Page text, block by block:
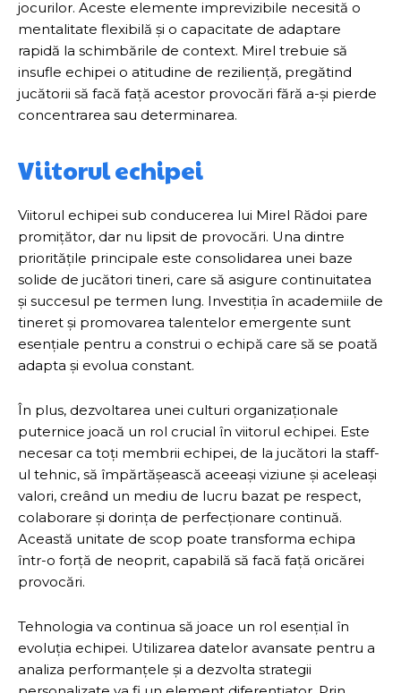
jocurilor. Aceste elemente imprevizibile necesită o
mentalitate flexibilă și o capacitate de adaptare
rapidă la schimbările de context. Mirel trebuie să
insufle echipei o atitudine de reziliență, pregătind
jucătorii să facă față acestor provocări fără a-și pierde
concentrarea sau determinarea.
Viitorul echipei
Viitorul echipei sub conducerea lui Mirel Rădoi pare
promițător, dar nu lipsit de provocări. Una dintre
prioritățile principale este consolidarea unei baze
solide de jucători tineri, care să asigure continuitatea
și succesul pe termen lung. Investiția în academiile de
tineret și promovarea talentelor emergente sunt
esențiale pentru a construi o echipă care să se poată
adapta și evolua constant.
În plus, dezvoltarea unei culturi organizaționale
puternice joacă un rol crucial în viitorul echipei. Este
necesar ca toți membrii echipei, de la jucători la staff-
ul tehnic, să împărtășească aceeași viziune și aceleași
valori, creând un mediu de lucru bazat pe respect,
colaborare și dorința de perfecționare continuă.
Această unitate de scop poate transforma echipa
într-o forță de neoprit, capabilă să facă față oricărei
provocări.
Tehnologia va continua să joace un rol esențial în
evoluția echipei. Utilizarea datelor avansate pentru a
analiza performanțele și a dezvolta strategii